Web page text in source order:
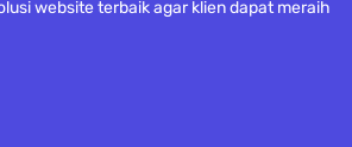
website terbaik agar klien dapat meraih